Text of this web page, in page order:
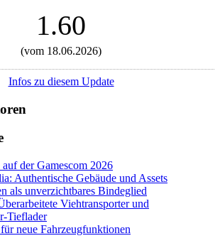
1.60
(vom 18.06.2026)
Infos zu diesem Update
der Gamescom 2026
Authentische Gebäude und Assets
als unverzichtbares Bindeglied
Viehtransporter und
Tieflader
neue Fahrzeugfunktionen